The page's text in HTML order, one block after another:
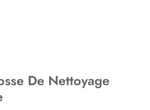
De Nettoyage